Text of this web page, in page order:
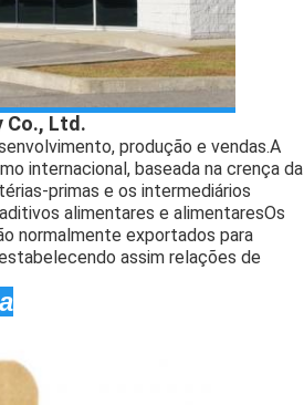
Co., Ltd.
produção e vendas.A
internacional, baseada na crença da
primas e os intermediários
alimentares e alimentaresOs
normalmente exportados para
assim relações de